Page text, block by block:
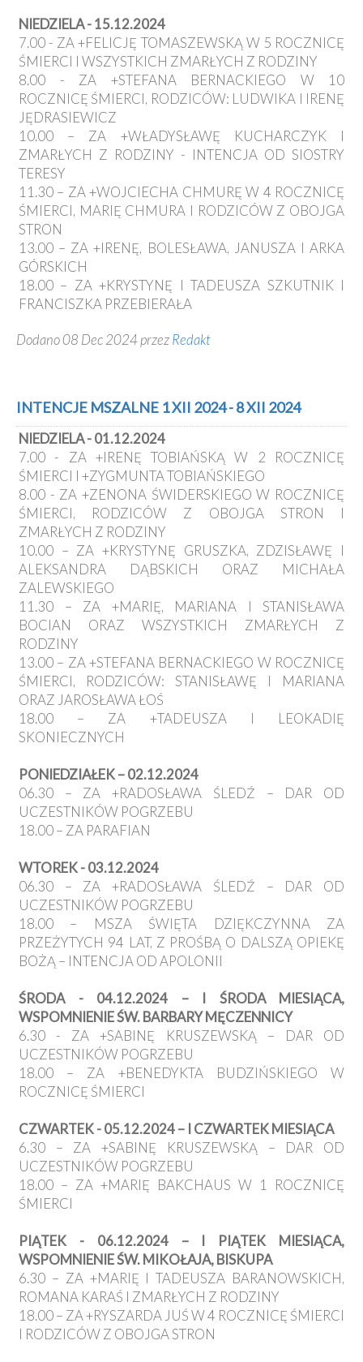
NIEDZIELA - 15.12.2024
7.00 - ZA +FELICJĘ TOMASZEWSKĄ W 5 ROCZNICĘ
ŚMIERCI I WSZYSTKICH ZMARŁYCH Z RODZINY
8.00 - ZA +STEFANA BERNACKIEGO W 10
ROCZNICĘ ŚMIERCI, RODZICÓW: LUDWIKA I IRENĘ
JĘDRASIEWICZ
10.00 – ZA +WŁADYSŁAWĘ KUCHARCZYK I
ZMARŁYCH Z RODZINY - INTENCJA OD SIOSTRY
TERESY
11.30 – ZA +WOJCIECHA CHMURĘ W 4 ROCZNICĘ
ŚMIERCI, MARIĘ CHMURA I RODZICÓW Z OBOJGA
STRON
13.00 – ZA +IRENĘ, BOLESŁAWA, JANUSZA I ARKA
GÓRSKICH
18.00 – ZA +KRYSTYNĘ I TADEUSZA SZKUTNIK I
FRANCISZKA PRZEBIERAŁA
Dodano 08 Dec 2024 przezRedakt
INTENCJE MSZALNE 1 XII 2024 - 8 XII 2024
NIEDZIELA - 01.12.2024
7.00 - ZA +IRENĘ TOBIAŃSKĄ W 2 ROCZNICĘ
ŚMIERCI I +ZYGMUNTA TOBIAŃSKIEGO
8.00 - ZA +ZENONA ŚWIDERSKIEGO W ROCZNICĘ
ŚMIERCI, RODZICÓW Z OBOJGA STRON I
ZMARŁYCH Z RODZINY
10.00 – ZA +KRYSTYNĘ GRUSZKA, ZDZISŁAWĘ I
ALEKSANDRA DĄBSKICH ORAZ MICHAŁA
ZALEWSKIEGO
11.30 – ZA +MARIĘ, MARIANA I STANISŁAWA
BOCIAN ORAZ WSZYSTKICH ZMARŁYCH Z
RODZINY
13.00 – ZA +STEFANA BERNACKIEGO W ROCZNICĘ
ŚMIERCI, RODZICÓW: STANISŁAWĘ I MARIANA
ORAZ JAROSŁAWA ŁOŚ
18.00 – ZA +TADEUSZA I LEOKADIĘ
SKONIECZNYCH
PONIEDZIAŁEK – 02.12.2024
06.30 – ZA +RADOSŁAWA ŚLEDŹ – DAR OD
UCZESTNIKÓW POGRZEBU
18.00 – ZA PARAFIAN
WTOREK - 03.12.2024
06.30 – ZA +RADOSŁAWA ŚLEDŹ – DAR OD
UCZESTNIKÓW POGRZEBU
18.00 – MSZA ŚWIĘTA DZIĘKCZYNNA ZA
PRZEŻYTYCH 94 LAT, Z PROŚBĄ O DALSZĄ OPIEKĘ
BOŻĄ – INTENCJA OD APOLONII
ŚRODA - 04.12.2024 – I ŚRODA MIESIĄCA,
WSPOMNIENIE ŚW. BARBARY MĘCZENNICY
6.30 - ZA +SABINĘ KRUSZEWSKĄ – DAR OD
UCZESTNIKÓW POGRZEBU
18.00 – ZA +BENEDYKTA BUDZIŃSKIEGO W
ROCZNICĘ ŚMIERCI
CZWARTEK - 05.12.2024 – I CZWARTEK MIESIĄCA
6.30 – ZA +SABINĘ KRUSZEWSKĄ – DAR OD
UCZESTNIKÓW POGRZEBU
18.00 – ZA +MARIĘ BAKCHAUS W 1 ROCZNICĘ
ŚMIERCI
PIĄTEK - 06.12.2024 – I PIĄTEK MIESIĄCA,
WSPOMNIENIE ŚW. MIKOŁAJA, BISKUPA
6.30 – ZA +MARIĘ I TADEUSZA BARANOWSKICH,
ROMANA KARAŚ I ZMARŁYCH Z RODZINY
18.00 – ZA +RYSZARDA JUŚ W 4 ROCZNICĘ ŚMIERCI
I RODZICÓW Z OBOJGA STRON